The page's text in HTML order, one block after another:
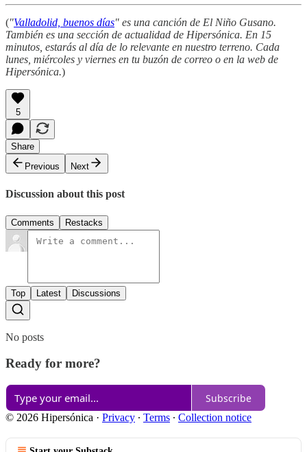
("Valladolid, buenos días" es una canción de El Niño Gusano.
También es una sección de actualidad de Hipersónica. En 15
minutos, estarás al día de lo relevante en nuestro terreno. Cada
lunes, miércoles y viernes en tu buzón de correo o en la web de
Hipersónica.)
5
Share
Previous
Next
Discussion about this post
Comments Restacks
Top Latest Discussions
No posts
Ready for more?
Subscribe
© 2026 Hipersónica · Privacy ∙ Terms ∙ Collection notice